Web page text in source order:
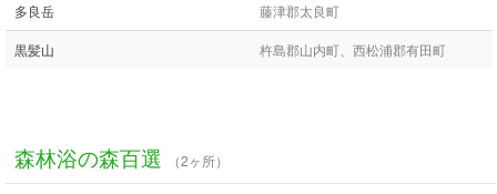
多良岳 藤津郡太良町
黒髪山 杵島郡山内町、西松浦郡有田町
森林浴の森百選 （2ヶ所）